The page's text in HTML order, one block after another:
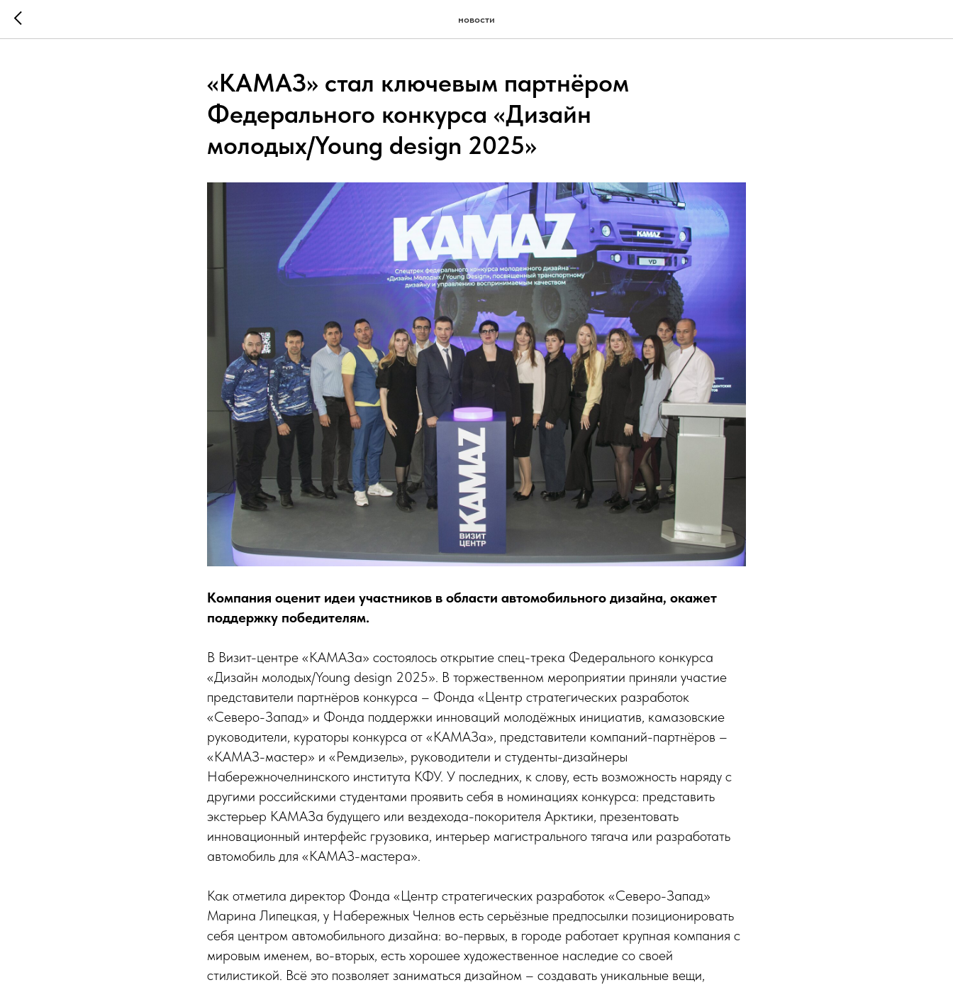
новости
«КАМАЗ» стал ключевым партнёром
Федерального конкурса «Дизайн
молодых/Young design 2025»
Компания оценит идеи участников в области автомобильного дизайна, окажет
поддержку победителям.
В Визит-центре «КАМАЗа» состоялось открытие спец-трека Федерального конкурса
«Дизайн молодых/Young design 2025». В торжественном мероприятии приняли участие
представители партнёров конкурса – Фонда «Центр стратегических разработок
«Северо-Запад» и Фонда поддержки инноваций молодёжных инициатив, камазовские
руководители, кураторы конкурса от «КАМАЗа», представители компаний-партнёров –
«КАМАЗ-мастер» и «Ремдизель», руководители и студенты-дизайнеры
Набережночелнинского института КФУ. У последних, к слову, есть возможность наряду с
другими российскими студентами проявить себя в номинациях конкурса: представить
экстерьер КАМАЗа будущего или вездехода-покорителя Арктики, презентовать
инновационный интерфейс грузовика, интерьер магистрального тягача или разработать
автомобиль для «КАМАЗ-мастера».
Как отметила директор Фонда «Центр стратегических разработок «Северо-Запад»
Марина Липецкая, у Набережных Челнов есть серьёзные предпосылки позиционировать
себя центром автомобильного дизайна: во-первых, в городе работает крупная компания с
мировым именем, во-вторых, есть хорошее художественное наследие со своей
стилистикой. Всё это позволяет заниматься дизайном – создавать уникальные вещи,